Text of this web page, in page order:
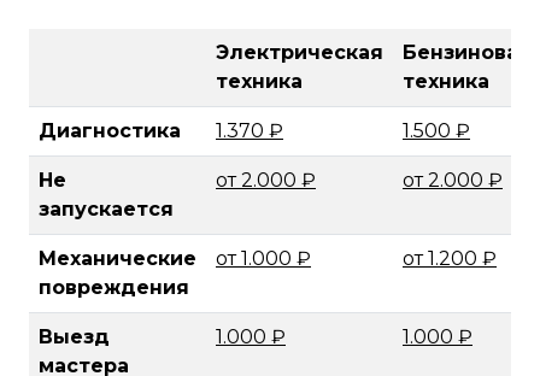
Электрическая
техника
Бензиновая
техника
Диагностика 1.370 ₽ 1.500 ₽
Не
запускается
от 2.000 ₽ от 2.000 ₽
Механические
повреждения
от 1.000 ₽ от 1.200 ₽
Выезд
мастера
1.000 ₽ 1.000 ₽